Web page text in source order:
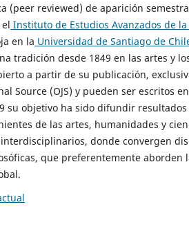
(peer reviewed) de aparición
Instituto de Estudios Avanzados de
en la Universidad de Santiago de
tradición desde 1849 en las artes y
a partir de su publicación,
Source (OJS) y pueden ser escritos
su objetivo ha sido difundir
de las artes, humanidades y
donde convergen
que preferentemente aborden